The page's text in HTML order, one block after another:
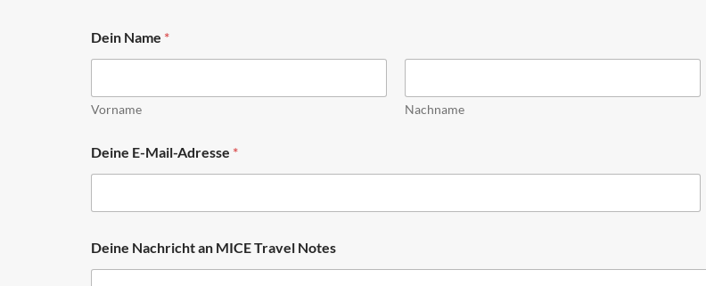
n
T
a
v
N
a
h
i
Dein Name *
Vorname Nachname
Deine E-Mail-Adresse *
Deine Nachricht an MICE Travel Notes